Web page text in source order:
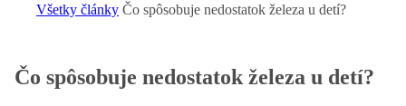
Všetky články Čo spôsobuje nedostatok železa u detí?
Čo spôsobuje nedostatok železa u detí?